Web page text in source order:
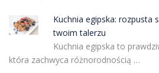
Kuchnia egipska: rozpusta
twoim talerzu
Kuchnia egipska to
która zachwyca różnorodnością …